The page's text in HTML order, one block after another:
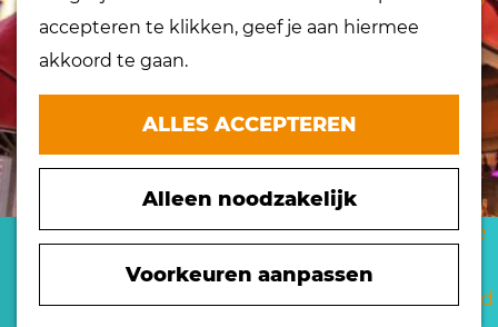
accepteren te klikken, geef je aan hiermee
akkoord te gaan.
ALLES ACCEPTEREN
Alleen noodzakelijk
Voorkeuren aanpassen
a
r
d
h
o
m
Recepten
eiland
Waterrijk eiland
Windmolens
Zakelijk bezoek
Zuiderwaterlinie
10 x typisch
Hoeksche Waard
HOTEL RESTAURANT
OPUS ONE